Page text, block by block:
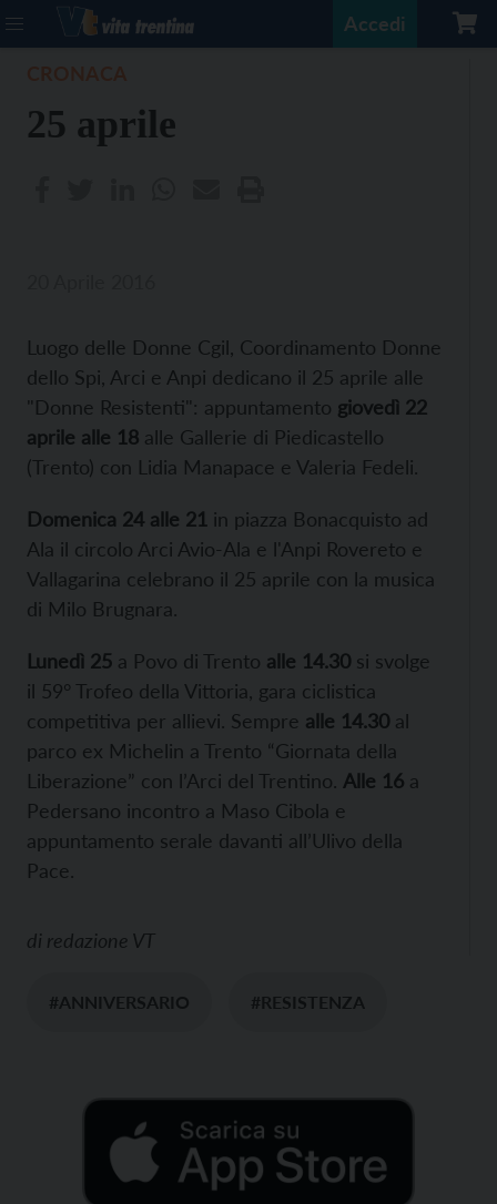
Accedi
25 aprile
Luogo delle Donne Cgil, Coordinamento Donne
dello Spi, Arci e Anpi dedicano il 25 aprile alle
"Donne Resistenti": appuntamento giovedì 22
aprile alle 18 alle Gallerie di Piedicastello
(Trento) con Lidia Manapace e Valeria Fedeli.
Domenica 24 alle 21 in piazza Bonacquisto ad
Ala il circolo Arci Avio-Ala e l'Anpi Rovereto e
Vallagarina celebrano il 25 aprile con la musica
di Milo Brugnara.
Lunedì 25 a Povo di Trento alle 14.30 si svolge
il 59° Trofeo della Vittoria, gara ciclistica
competitiva per allievi. Sempre alle 14.30 al
parco ex Michelin a Trento “Giornata della
Liberazione” con l’Arci del Trentino. Alle 16 a
Pedersano incontro a Maso Cibola e
appuntamento serale davanti all’Ulivo della
Pace.
di redazione VT
#ANNIVERSARIO #RESISTENZA